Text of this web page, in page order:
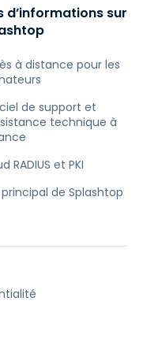
d’informations sur
à distance pour les
de support et
technique à
RADIUS et PKI
de Splashtop